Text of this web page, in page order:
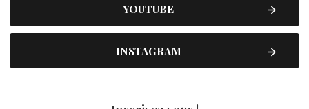
YOUTUBE
INSTAGRAM